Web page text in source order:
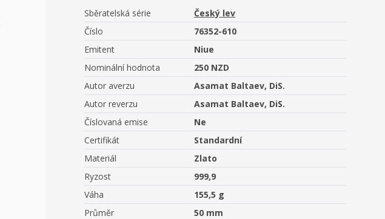
Sběratelská série
Český lev
Číslo
76352-610
Emitent
Niue
Nominální hodnota
250 NZD
Autor averzu
Asamat Baltaev, DiS.
Autor reverzu
Asamat Baltaev, DiS.
Číslovaná emise
Ne
Certifikát
Standardní
Materiál
Zlato
Ryzost
999,9
Váha
155,5 g
Průměr
50 mm